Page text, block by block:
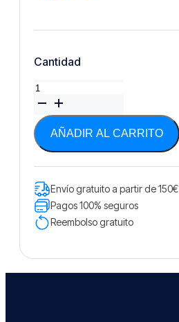
Cantidad
Sudadera
Maverick-
Negra
cantidad
AÑADIR AL CARRITO
Envío gratuito a partir de 150€
Pagos 100% seguros
Reembolso gratuito